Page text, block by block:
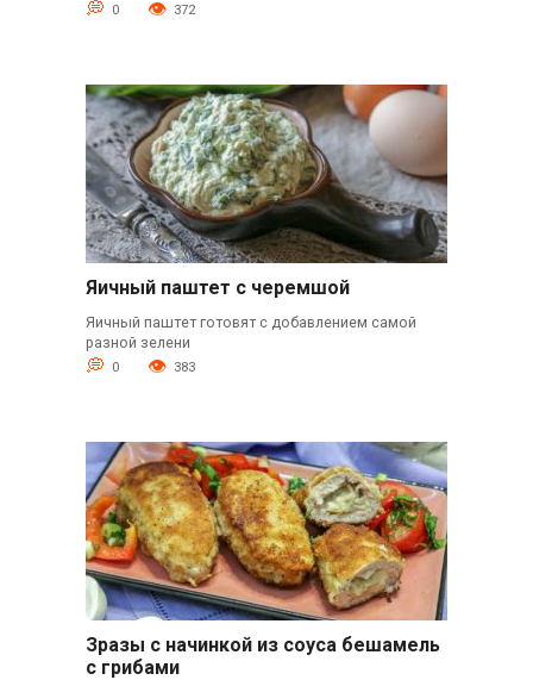
0 372
Яичный паштет с черемшой
Яичный паштет готовят с добавлением самой
разной зелени
0 383
Зразы с начинкой из соуса бешамель
с грибами